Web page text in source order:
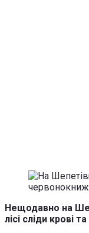
Нещодавно на
лісі сліди крові